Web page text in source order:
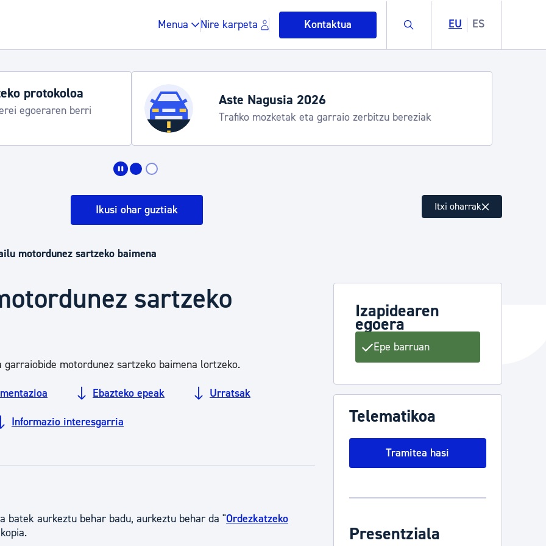
Menua Nire karpeta Kontaktua Buscar EU ES
Gune publikoa, hondakinak eta ingurumena
Berdintasuna, Giza Eskubideak eta bizikidetza
Turismoa
protokoloa
egoeraren berri
Aste Nagusia 2026
Trafiko mozketak eta garraio zerbitzu bereziak
Ikusi ohar guztiak Itxi oharrak
motordunez sartzeko baimena
sartzeko
motordunez sartzeko baimena lortzeko.
Ebazteko epeak Urratsak
Informazio interesgarria
batek aurkeztu behar badu, aurkeztu behar da "Ordezkatzeko
Izapidearen
egoera
Epe barruan
Telematikoa
Tramitea hasi
Presentziala